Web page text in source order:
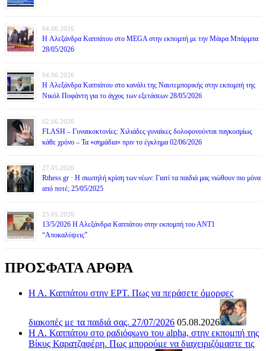
04.06.2026
H Αλεξάνδρα Καππάτου στο MEGA στην εκπομπή με την Μάιρα Mπάρμπα
28/05/2026
04.06.2026
H Αλεξάνδρα Καππάτου στο κανάλι της Ναυτεμπορικής στην εκπομπή της
Νικόλ Ποφάντη για το άγχος των εξετάσεων 28/05/2026
02.06.2026
FLASH – Γυναικοκτονίες: Χιλιάδες γυναίκες δολοφονούνται παγκοσμίως
κάθε χρόνο – Τα «σημάδια» πριν το έγκλημα 02/06/2026
27.05.2026
Rthess.gr · Η σιωπηλή κρίση των νέων: Γιατί τα παιδιά μας νιώθουν πιο μόνα
από ποτέ; 25/05/2025
25.05.2026
13/5/2026 Η Αλεξάνδρα Καππάτου στην εκπομπή του ΑΝΤ1
“Αποκαλύψεις”
ΠΡΟΣΦΑΤΑ ΑΡΘΡΑ
Η Α. Καππάτου στην ΕΡΤ. Πως να περάσετε όμορφες
διακοπές με τα παιδιά σας. 27/07/2026 05.08.2026
Η Α. Καππάτου στο ραδιόφωνο του alpha, στην εκπομπή της
Βίκυς Καρατζαφέρη. Πως μπορούμε να διαχειριζόμαστε τις